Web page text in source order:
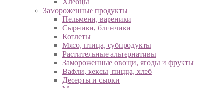
Хлебцы
Замороженные продукты
Пельмени, вареники
Сырники, блинчики
Котлеты
Мясо, птица, субпродукты
Растительные альтернативы
Замороженные овощи, ягоды и фрукты
Вафли, кексы, пицца, хлеб
Десерты и сырки